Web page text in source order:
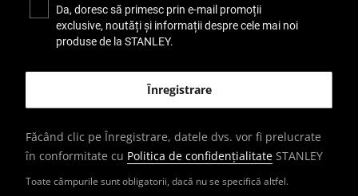
Toate câmpurile sunt obligatorii, dacă nu se specifică altfel.
Da, doresc să primesc prin e-mail promoții
exclusive, noutăți și informații despre cele mai noi
produse de la STANLEY.
Făcând clic pe Înregistrare, datele dvs. vor fi prelucrate
în conformitate cu Politica de confidențialitate STANLEY